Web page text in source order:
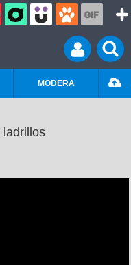
MODERA
ladrillos